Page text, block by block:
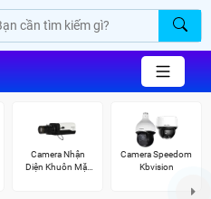
Camera Nhận
Diện Khuôn Mặt
Camera Speedom
Kbvision